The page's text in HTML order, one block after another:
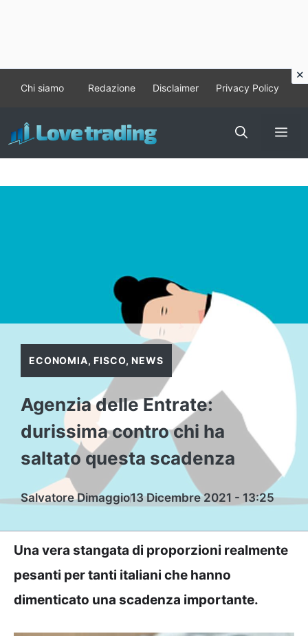
contenuto
Chi siamo Redazione Disclaimer Privacy Policy
ECONOMIA,FISCO,NEWS
Agenzia delle Entrate:
durissima contro chi ha
saltato questa scadenza
Salvatore Dimaggio13 Dicembre 2021 - 13:25
Una vera stangata di proporzioni realmente
pesanti per tanti italiani che hanno
dimenticato una scadenza importante.